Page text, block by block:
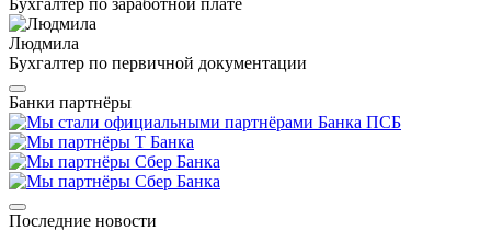
Людмила
Бухгалтер по первичной документации
Банки партнёры
Последние новости